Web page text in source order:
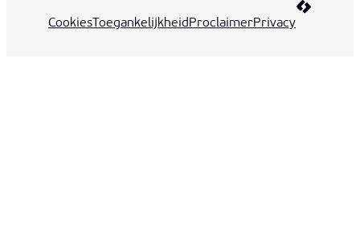
Cookies ToegankelijkheidProclaimerPrivacy
LCP nv